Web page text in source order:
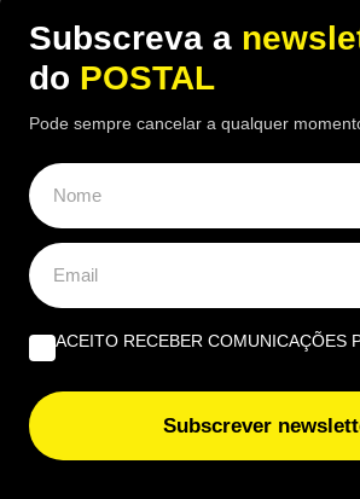
ECONOMIA
“Fui castigado e não
enfermeiro com 43 anos
reformou-se 6 meses
considera corte na
Ex-enfermeiro espanhol
pensão injusto, por lhe terem
para "toda a vida", após
Subscreva a
do POSTAL
Pode sempre cancelar a qualquer
ACEITO RECEBER COMUNICAÇÕES
Subscrever